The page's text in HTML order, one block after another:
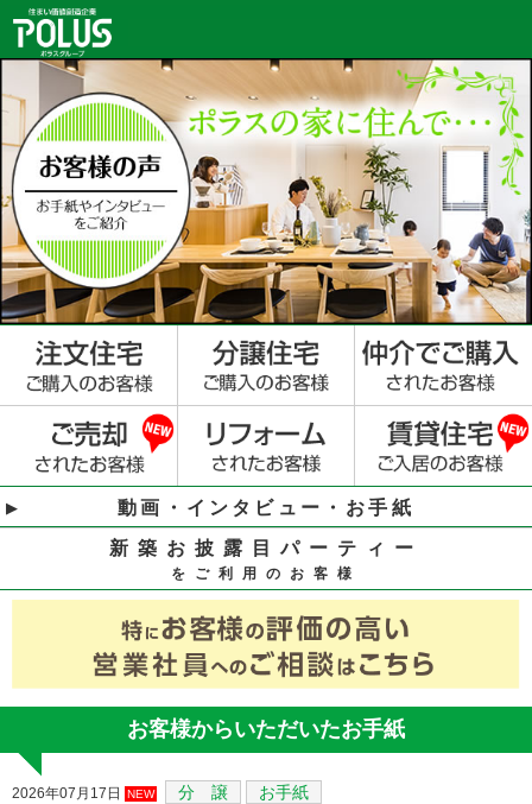
動画・インタビュー・お手紙
新築お披露目パーティー
をご利用のお客様
お客様からいただいたお手紙
2026年07月17日 NEW 分 譲 お手紙